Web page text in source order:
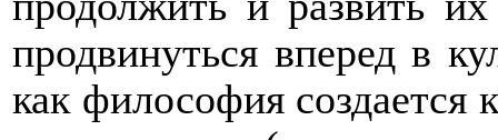
продвинуться вперед в
как философия